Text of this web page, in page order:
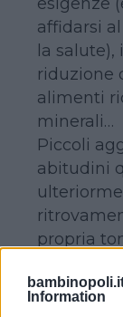
Information
affidarsi
la
riduzione
alimenti
minerali…
Piccoli
abitudini
propria
senza